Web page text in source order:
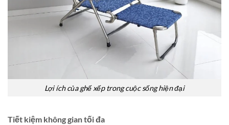
Lợi ích của ghế xếp trong cuộc sống hiện đại
Tiết kiệm không gian tối đa